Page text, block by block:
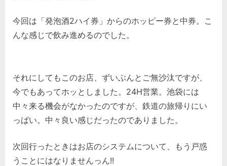
今回は「発泡酒2ハイ券」からのホッピー券と中券。こ
んな感じで飲み進めるのでした。
それにしてもこのお店、ずいぶんとご無沙汰ですが、
今でもあってホッとしました。24H営業。池袋には
中々来る機会がなかったのですが、鉄道の旅帰りにい
っばい。中々良い感じだったのでありました。
次回行ったときはお店のシステムについて、もう戸惑
うことにはなりませんっん!!